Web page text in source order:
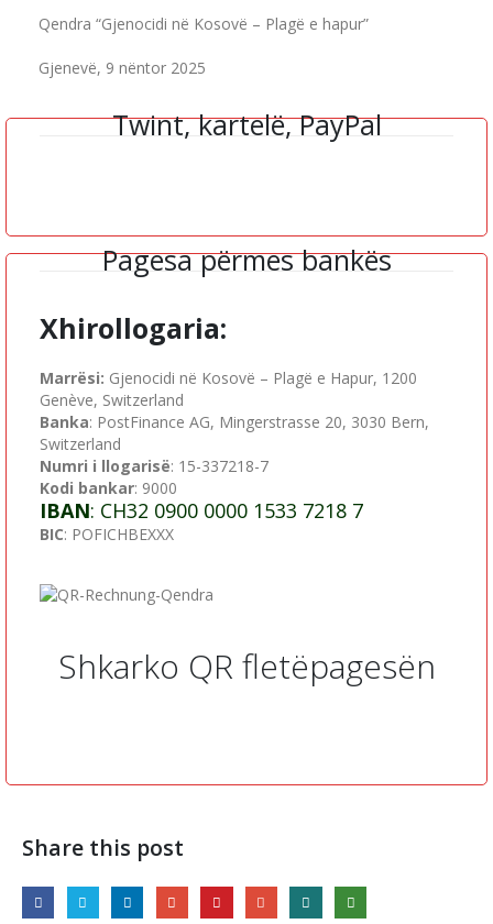
Qendra “Gjenocidi në Kosovë – Plagë e hapur”
Gjenevë, 9 nëntor 2025
Twint, kartelë, PayPal
Pagesa përmes bankës
Xhirollogaria:
Marrësi: Gjenocidi në Kosovë – Plagë e Hapur, 1200
Genève, Switzerland
Banka: PostFinance AG, Mingerstrasse 20, 3030 Bern,
Switzerland
Numri i llogarisë: 15-337218-7
Kodi bankar: 9000
IBAN: CH32 0900 0000 1533 7218 7
BIC: POFICHBEXXX
Shkarko QR fletëpagesën
Share this post